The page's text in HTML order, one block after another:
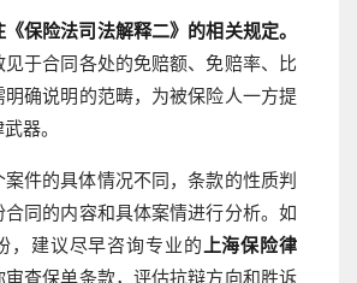
保险法司法解释二》的相关规定。
于合同各处的免赔额、免赔率、比
确说明的范畴，为被保险人一方提
器。
案件的具体情况不同，条款的性质判
同的内容和具体案情进行分析。如
，建议尽早咨询专业的上海保险律
审查保单条款，评估抗辩方向和胜诉